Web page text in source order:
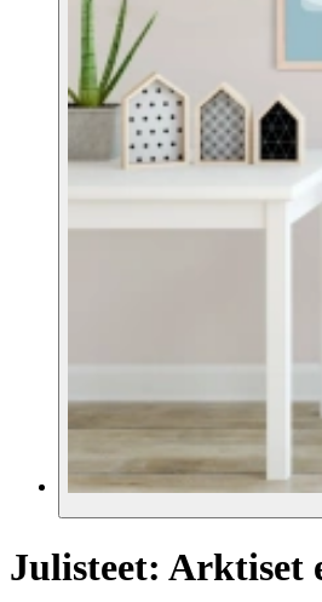
Julisteet: Arktiset